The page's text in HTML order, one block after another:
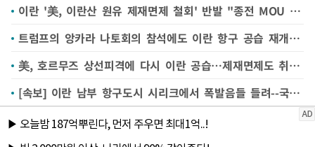
이란 '美, 이란산 원유 제재면제 철회' 반발 "종전 MOU 중대 위반"
트럼프의 앙카라 나토회의 참석에도 이란 항구 공습 재개한 미국
美, 호르무즈 상선피격에 다시 이란 공습…제재면제도 취소(종합)
[속보] 이란 남부 항구도시 시리크에서 폭발음들 들려--국내 매체